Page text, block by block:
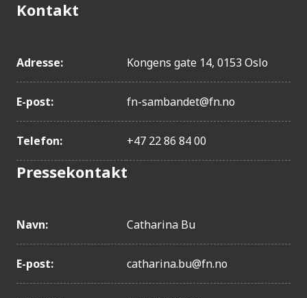
Kontakt
Adresse: Kongens gate 14, 0153 Oslo
E-post: fn-sambandet@fn.no
Telefon: +47 22 86 84 00
Pressekontakt
Navn: Catharina Bu
E-post: catharina.bu@fn.no